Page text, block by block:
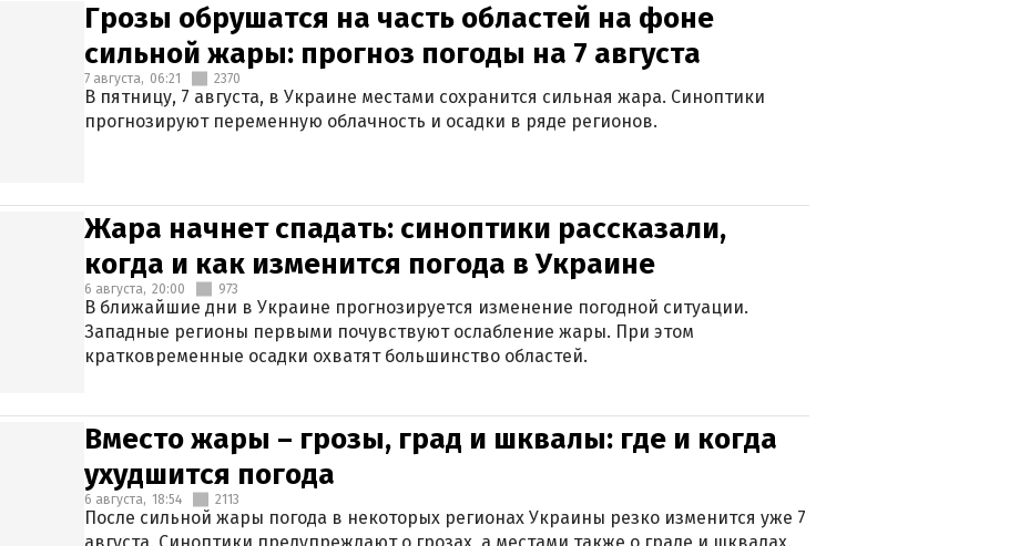
Грозы обрушатся на часть областей на фоне
сильной жары: прогноз погоды на 7 августа
7 августа, 06:21 2370
В пятницу, 7 августа, в Украине местами сохранится сильная жара. Синоптики
прогнозируют переменную облачность и осадки в ряде регионов.
Жара начнет спадать: синоптики рассказали,
когда и как изменится погода в Украине
6 августа, 20:00 973
В ближайшие дни в Украине прогнозируется изменение погодной ситуации.
Западные регионы первыми почувствуют ослабление жары. При этом
кратковременные осадки охватят большинство областей.
Вместо жары – грозы, град и шквалы: где и когда
ухудшится погода
6 августа, 18:54 2113
После сильной жары погода в некоторых регионах Украины резко изменится уже 7